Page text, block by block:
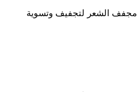
الشعر لتجفيف وتسوية